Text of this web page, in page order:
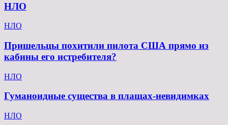
НЛО
НЛО
Пришельцы похитили пилота США прямо из
кабины его истребителя?
НЛО
Гуманоидные существа в плащах-невидимках
НЛО